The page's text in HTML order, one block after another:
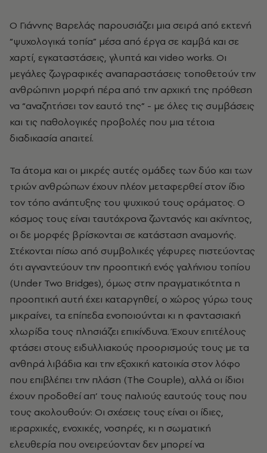
Ο Γιάννης Βαρελάς παρουσιάζει μια σειρά από εκτενή
“ψυχολογικά τοπία” μέσα από έργα σε καμβά και σε
χαρτί, εγκαταστάσεις, γλυπτά και video works. Οι
μεγάλες ζωγραφικές αναπαραστάσεις τοποθετούν την
ανθρώπινη μορφή πέρα από την αρχική της πρόθεση
να “αναζητήσει τον εαυτό της” - με όλες τις συμβάσεις
και τις παθολογικές προβολές που μια τέτοια
διαδικασία απαιτεί.
Τα άτομα και οι μικρές αυτές ομάδες των δύο και των
τριών ανθρώπων έχουν πλέον μεταφερθεί στον ίδιο
τον τόπο ανάπτυξης του ψυχικού τους οράματος. Ο
κόσμος τους είναι ταυτόχρονα ζωντανός και ακίνητος,
οι δε μορφές βρίσκονται σε κατάσταση αναμονής.
Στέκονται πίσω από συμβολικές γέφυρες πιστεύοντας
ότι αγναντεύουν την προοπτική ενός γαλήνιου τοπίου
(Under Two Bridges), όμως στην πραγματικότητα η
προοπτική αυτή έχει καταργηθεί, ο χώρος γύρω τους
μικραίνει, τα επίπεδα ενοποιούνται κι η φαντασιακή
χλωρίδα τους πλησιάζει επικίνδυνα. Έχουν επιτέλους
φτάσει στους ειδυλλιακούς προορισμούς τους με τα
ανθηρά λιβάδια και την εξοχική κατοικία στον λόφο
που επιβλέπει την πλάση (The Couple), αλλά οι ίδιοι
έχουν προδοθεί απ’ τους παλιούς εαυτούς τους που
τους ακολουθούν: Οι σχέσεις τους είναι οι ίδιες,
ιεραρχικές, ενοχικές, νοσηρές, κι η σωματική
ελευθερία που ονειρεύονταν δεν μπορεί να